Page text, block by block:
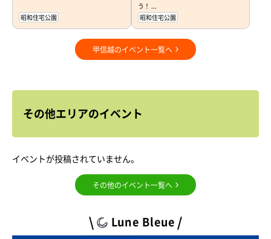
昭和住宅公園
う！ ...
昭和住宅公園
甲信越のイベント一覧へ
その他エリアのイベント
イベントが投稿されていません。
その他のイベント一覧へ
Lune Bleue